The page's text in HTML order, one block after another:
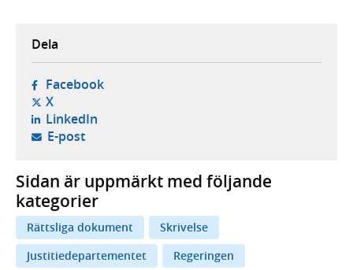
Dela
Facebook- öppnas i ny flik, extern webbplats,
X- öppnas i ny flik, extern webbplats,
LinkedIn- öppnas i ny flik, extern webbplats,
E-post- öppnar din e-postklient,
Sidan är uppmärkt med följande
kategorier
Rättsliga dokument
Skrivelse
Justitiedepartementet
Regeringen